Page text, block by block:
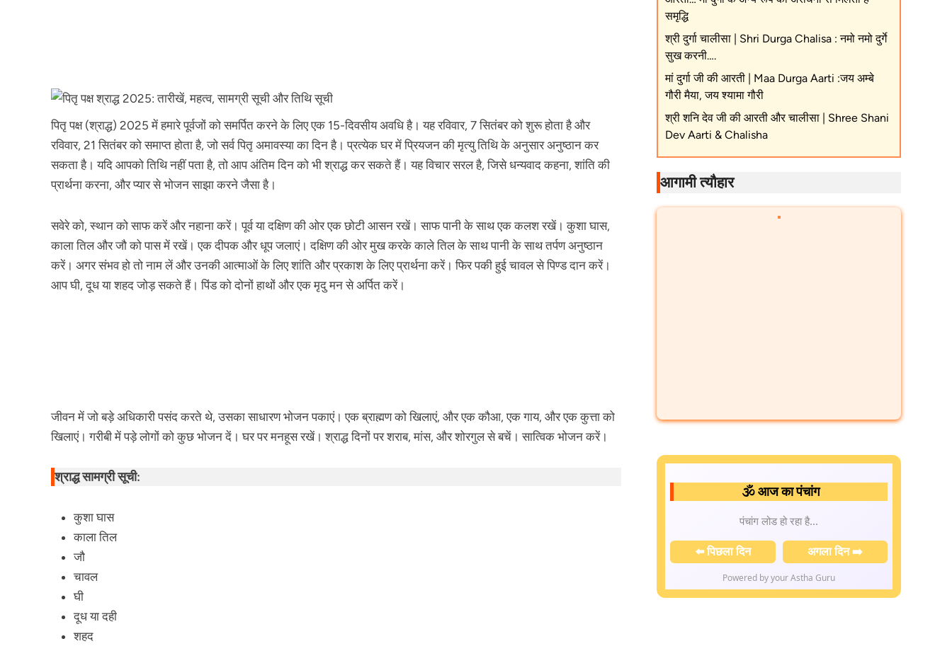
पितृ पक्ष (श्राद्ध) 2025 में हमारे पूर्वजों को समर्पित करने के लिए एक 15-दिवसीय अवधि है। यह रविवार, 7 सितंबर को शुरू होता है और
रविवार, 21 सितंबर को समाप्त होता है, जो सर्व पितृ अमावस्या का दिन है। प्रत्येक घर में प्रियजन की मृत्यु तिथि के अनुसार अनुष्ठान कर
सकता है। यदि आपको तिथि नहीं पता है, तो आप अंतिम दिन को भी श्राद्ध कर सकते हैं। यह विचार सरल है, जिसे धन्यवाद कहना, शांति की
प्रार्थना करना, और प्यार से भोजन साझा करने जैसा है।
सवेरे को, स्थान को साफ करें और नहाना करें। पूर्व या दक्षिण की ओर एक छोटी आसन रखें। साफ पानी के साथ एक कलश रखें। कुशा घास,
काला तिल और जौ को पास में रखें। एक दीपक और धूप जलाएं। दक्षिण की ओर मुख करके काले तिल के साथ पानी के साथ तर्पण अनुष्ठान
करें। अगर संभव हो तो नाम लें और उनकी आत्माओं के लिए शांति और प्रकाश के लिए प्रार्थना करें। फिर पकी हुई चावल से पिण्ड दान करें।
आप घी, दूध या शहद जोड़ सकते हैं। पिंड को दोनों हाथों और एक मृदु मन से अर्पित करें।
जीवन में जो बड़े अधिकारी पसंद करते थे, उसका साधारण भोजन पकाएं। एक ब्राह्मण को खिलाएं, और एक कौआ, एक गाय, और एक कुत्ता को
खिलाएं। गरीबी में पड़े लोगों को कुछ भोजन दें। घर पर मनहूस रखें। श्राद्ध दिनों पर शराब, मांस, और शोरगुल से बचें। सात्विक भोजन करें।
श्राद्ध सामग्री सूची:
कुशा घास
काला तिल
जौ
चावल
घी
दूध या दही
शहद
समृद्धि
श्री दुर्गा चालीसा | Shri Durga Chalisa : नमो नमो दुर्गे
सुख करनी….
मां दुर्गा जी की आरती | Maa Durga Aarti :जय अम्बे
गौरी मैया, जय श्यामा गौरी
श्री शनि देव जी की आरती और चालीसा | Shree Shani
Dev Aarti & Chalisha
आगामी त्यौहार
🕉️ आज का पंचांग
पंचांग लोड हो रहा है...
⬅️ पिछला दिन अगला दिन ➡️
Powered by your Astha Guru